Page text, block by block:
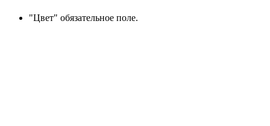
"Цвет" обязательное поле.